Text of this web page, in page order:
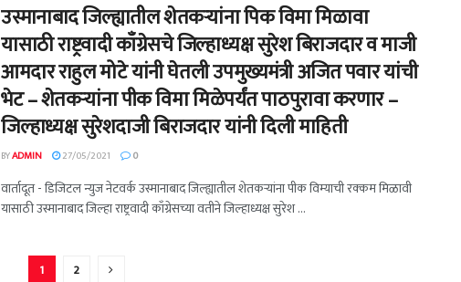
उस्मानाबाद जिल्ह्यातील शेतकऱ्यांना पिक विमा मिळावा
यासाठी राष्ट्रवादी काँग्रेसचे जिल्हाध्यक्ष सुरेश बिराजदार व माजी
आमदार राहुल मोटे यांनी घेतली उपमुख्यमंत्री अजित पवार यांची
भेट – शेतकऱ्यांना पीक विमा मिळेपर्यंत पाठपुरावा करणार –
जिल्हाध्यक्ष सुरेशदाजी बिराजदार यांनी दिली माहिती
BYADMIN 27/05/2021 0
वार्तादूत - डिजिटल न्युज नेटवर्क उस्मानाबाद जिल्ह्यातील शेतकऱ्यांना पीक विम्याची रक्कम मिळावी
यासाठी उस्मानाबाद जिल्हा राष्ट्रवादी काँग्रेसच्या वतीने जिल्हाध्यक्ष सुरेश ...
1 2